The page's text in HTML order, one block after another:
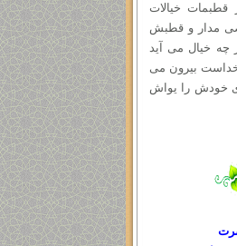
قطبمات خیالات
مدار و قطبش
چه خیال می آید
خداست بیرون می
خودش را یواش